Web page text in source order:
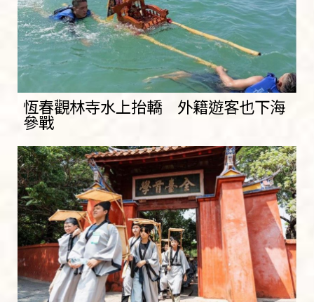
恆春觀林寺水上抬轎 外籍遊客也下海
參戰